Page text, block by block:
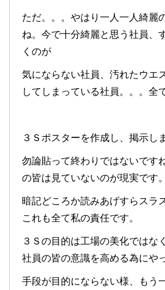
ただ。。。やはり一人一人綺麗
ね。今で十分綺麗と思う社員、
くのが
気にならない社員、汚れたウエ
してしまっている社員。。。全
３Ｓポスターを作成し、掲示し
勿論貼って終わりではないです
の皆は見ていないのが現実です
暗記どころか読みあげすらスラ
これも全て私の責任です。
３Ｓの目的は工場の美化ではな
社員の皆の意識を高める為にや
手段が目的にならない様、もう